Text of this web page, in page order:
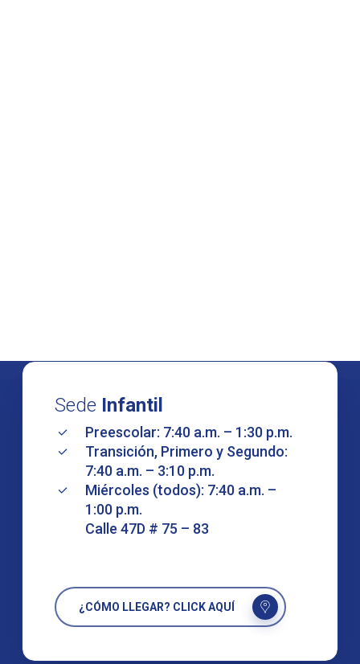
Sede Infantil
Preescolar: 7:40 a.m. – 1:30 p.m.
Transición, Primero y Segundo:
7:40 a.m. – 3:10 p.m.
Miércoles (todos): 7:40 a.m. –
1:00 p.m.
Calle 47D # 75 – 83
¿CÓMO LLEGAR? CLICK AQUÍ